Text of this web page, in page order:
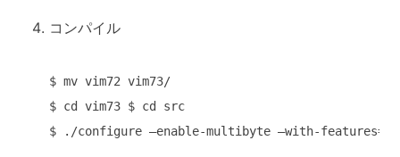
コンパイル
$ mv vim72 vim73/
$ cd vim73 $ cd src
$ ./configure –enable-multibyte –with-